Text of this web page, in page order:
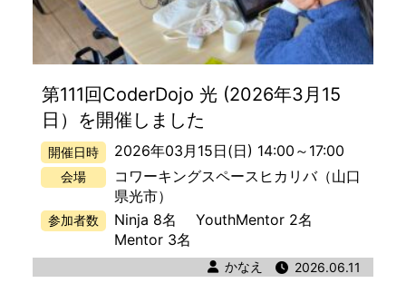
第111回CoderDojo 光 (2026年3月15
日）を開催しました
開催日時 2026年03月15日(日) 14:00 ～ 17:00
会場 コワーキングスペースヒカリバ（山口
県光市）
参加者数 Ninja 8名
YouthMentor 2名
Mentor 3名
著者
かなえ 公開日時
2026.06.11